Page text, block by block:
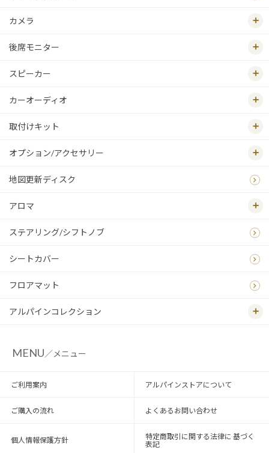
カメラ
後席モニター
スピーカー
カーオーディオ
取付けキット
オプション/アクセサリー
地図更新ディスク
アロマ
ステアリング/シフトノブ
シートカバー
フロアマット
アルパインコレクション
MENU／メニュー
ご利用案内 アルパインストアについて
ご購入の流れ よくあるお問い合わせ
個人情報保護方針
特定商取引に関する法律に 基づく
表記